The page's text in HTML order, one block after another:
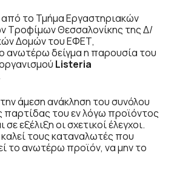
το Τμήμα Εργαστηριακών
Τροφίμων Θεσσαλονίκης της Δ/
Δομών του ΕΦΕΤ,
ανωτέρω δείγμα η παρουσία του
Listeria
άμεση ανάκληση του συνόλου
παρτίδας του εν λόγω προϊόντος
εξέλιξη οι σχετικοί έλεγχοι.
τους καταναλωτές που
το ανωτέρω προϊόν, να μην το